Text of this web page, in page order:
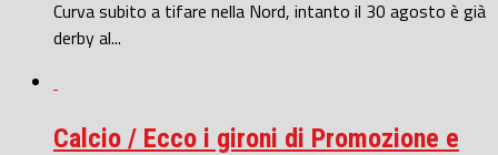
Curva subito a tifare nella Nord, intanto il 30 agosto è già
derby al...
Calcio / Ecco i gironi di Promozione e